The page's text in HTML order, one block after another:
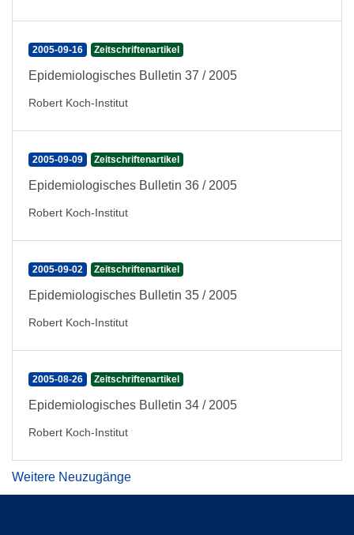
2005-09-16 Zeitschriftenartikel
Epidemiologisches Bulletin 37 / 2005
Robert Koch-Institut
2005-09-09 Zeitschriftenartikel
Epidemiologisches Bulletin 36 / 2005
Robert Koch-Institut
2005-09-02 Zeitschriftenartikel
Epidemiologisches Bulletin 35 / 2005
Robert Koch-Institut
2005-08-26 Zeitschriftenartikel
Epidemiologisches Bulletin 34 / 2005
Robert Koch-Institut
Weitere Neuzugänge